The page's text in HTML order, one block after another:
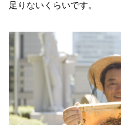
足りないくらいです。